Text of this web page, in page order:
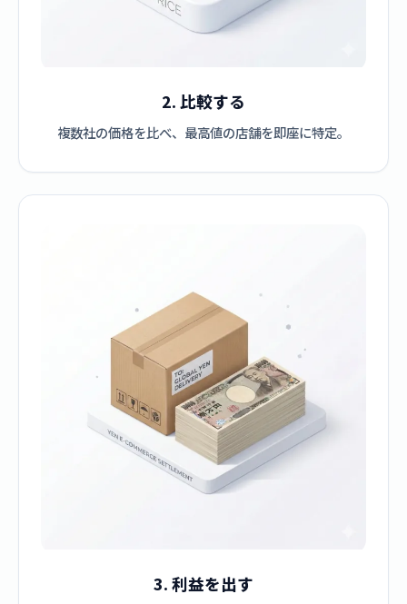
2. 比較する
複数社の価格を比べ、最高値の店舗を即座に特定。
3. 利益を出す